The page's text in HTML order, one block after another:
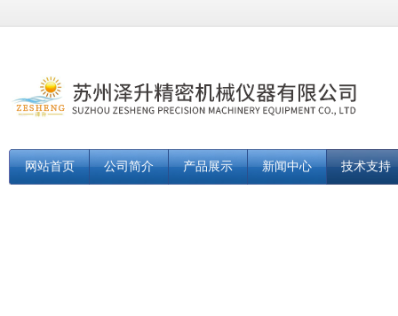
网站首页 公司简介 产品展示 新闻中心 技术支持